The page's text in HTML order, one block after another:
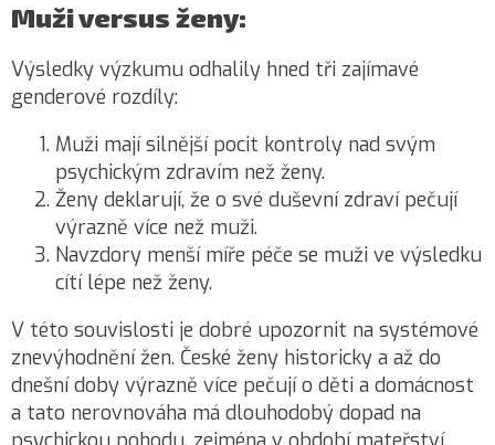
Muži versus ženy:
Výsledky výzkumu odhalily hned tři zajímavé
genderové rozdíly:
Muži mají silnější pocit kontroly nad svým
psychickým zdravím než ženy.
Ženy deklarují, že o své duševní zdraví pečují
výrazně více než muži.
Navzdory menší míře péče se muži ve výsledku
cítí lépe než ženy.
V této souvislosti je dobré upozornit na systémové
znevýhodnění žen. České ženy historicky a až do
dnešní doby výrazně více pečují o děti a domácnost
a tato nerovnováha má dlouhodobý dopad na